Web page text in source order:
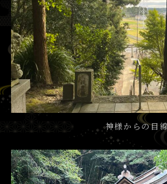
神様からの目